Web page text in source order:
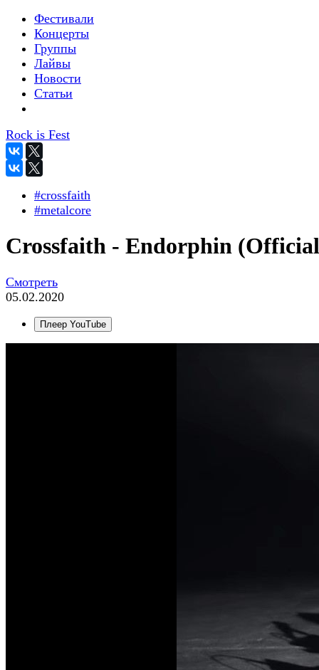
Фестивали
Концерты
Группы
Лайвы
Новости
Статьи
Rock is Fest
#crossfaith
#metalcore
Crossfaith - Endorphin
Смотреть
05.02.2020
Плеер YouTube